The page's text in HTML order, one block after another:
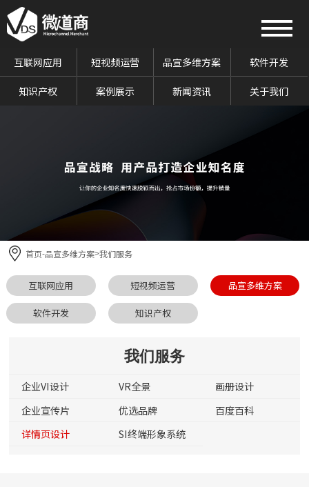
互联网应用 短视频运营 品宣多维方案 软件开发
知识产权 案例展示 新闻资讯 关于我们
首页-品宣多维方案>我们服务
互联网应用 短视频运营 品宣多维方案
软件开发 知识产权
我们服务
企业VI设计 VR全景
画册设计
企业宣传片
优选品牌
百度百科
详情页设计
SI终端形象系统